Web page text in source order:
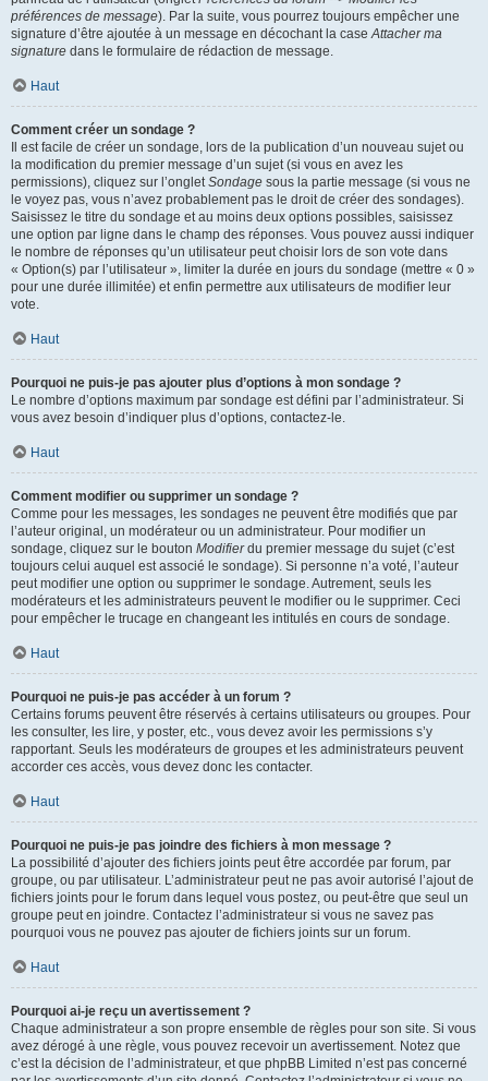
préférences de message). Par la suite, vous pourrez toujours empêcher une
signature d’être ajoutée à un message en décochant la caseAttacher ma
signature dans le formulaire de rédaction de message.
Haut
Comment créer un sondage ?
Il est facile de créer un sondage, lors de la publication d’un nouveau sujet ou
la modification du premier message d’un sujet (si vous en avez les
permissions), cliquez sur l’ongletSondage sous la partie message (si vous ne
le voyez pas, vous n’avez probablement pas le droit de créer des sondages).
Saisissez le titre du sondage et au moins deux options possibles, saisissez
une option par ligne dans le champ des réponses. Vous pouvez aussi indiquer
le nombre de réponses qu’un utilisateur peut choisir lors de son vote dans
« Option(s) par l’utilisateur », limiter la durée en jours du sondage (mettre « 0 »
pour une durée illimitée) et enfin permettre aux utilisateurs de modifier leur
vote.
Haut
Pourquoi ne puis-je pas ajouter plus d’options à mon sondage ?
Le nombre d’options maximum par sondage est défini par l’administrateur. Si
vous avez besoin d’indiquer plus d’options, contactez-le.
Haut
Comment modifier ou supprimer un sondage ?
Comme pour les messages, les sondages ne peuvent être modifiés que par
l’auteur original, un modérateur ou un administrateur. Pour modifier un
sondage, cliquez sur le bouton Modifierdu premier message du sujet (c’est
toujours celui auquel est associé le sondage). Si personne n’a voté, l’auteur
peut modifier une option ou supprimer le sondage. Autrement, seuls les
modérateurs et les administrateurs peuvent le modifier ou le supprimer. Ceci
pour empêcher le trucage en changeant les intitulés en cours de sondage.
Haut
Pourquoi ne puis-je pas accéder à un forum ?
Certains forums peuvent être réservés à certains utilisateurs ou groupes. Pour
les consulter, les lire, y poster, etc., vous devez avoir les permissions s’y
rapportant. Seuls les modérateurs de groupes et les administrateurs peuvent
accorder ces accès, vous devez donc les contacter.
Haut
Pourquoi ne puis-je pas joindre des fichiers à mon message ?
La possibilité d’ajouter des fichiers joints peut être accordée par forum, par
groupe, ou par utilisateur. L’administrateur peut ne pas avoir autorisé l’ajout de
fichiers joints pour le forum dans lequel vous postez, ou peut-être que seul un
groupe peut en joindre. Contactez l’administrateur si vous ne savez pas
pourquoi vous ne pouvez pas ajouter de fichiers joints sur un forum.
Haut
Pourquoi ai-je reçu un avertissement ?
Chaque administrateur a son propre ensemble de règles pour son site. Si vous
avez dérogé à une règle, vous pouvez recevoir un avertissement. Notez que
c’est la décision de l’administrateur, et que phpBB Limited n’est pas concerné